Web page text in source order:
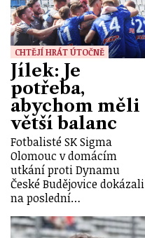
CHTĚJÍ HRÁT ÚTOČNĚ
Jílek: Je
potřeba,
abychom měli
větší balanc
Fotbalisté SK Sigma
Olomouc v domácím
utkání proti Dynamu
České Budějovice dokázali
na poslední…